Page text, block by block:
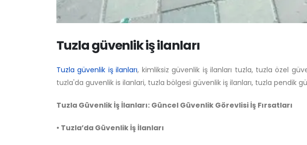
Tuzla güvenlik iş ilanları
Tuzla güvenlik iş ilanları, kimliksiz güvenlik iş ilanları tuzla, tuzla özel
tuzla'da guvenlik is ilanlari, tuzla bölgesi güvenlik iş ilanları, tuzla pendik
Tuzla Güvenlik İş İlanları: Güncel Güvenlik Görevlisi İş Fırsatları
• Tuzla’da Güvenlik İş İlanları